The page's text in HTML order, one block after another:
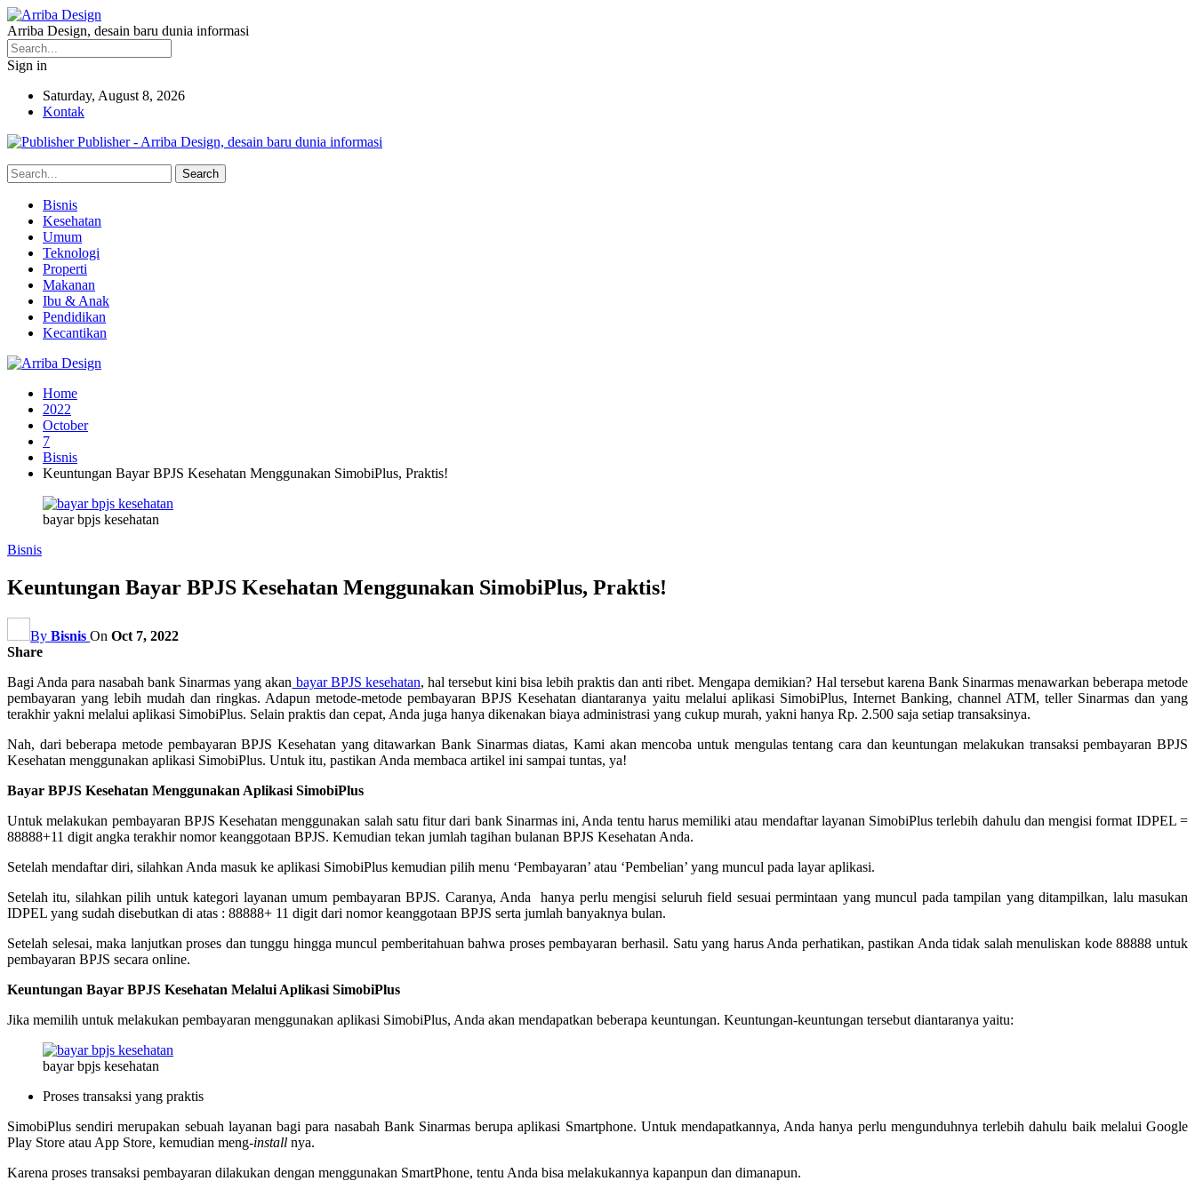
Arriba Design, desain baru dunia informasi
Sign in
Saturday, August 8, 2026
Kontak
Publisher - Arriba Design, desain baru dunia informasi
Bisnis
Kesehatan
Umum
Teknologi
Properti
Makanan
Ibu & Anak
Pendidikan
Kecantikan
Home
2022
October
7
Bisnis
Keuntungan Bayar BPJS Kesehatan Menggunakan SimobiPlus, Praktis!
bayar bpjs kesehatan
Bisnis
Keuntungan Bayar BPJS Kesehatan Menggunakan SimobiPlus, Praktis!
By Bisnis On Oct 7, 2022
Share
Bagi Anda para nasabah bank Sinarmas yang akan bayar BPJS kesehatan, hal tersebut kini bisa lebih praktis dan anti ribet. Mengapa demikian? Hal tersebut karena Bank Sinarmas menawarkan beberapa metode
pembayaran yang lebih mudah dan ringkas. Adapun metode-metode pembayaran BPJS Kesehatan diantaranya yaitu melalui aplikasi SimobiPlus, Internet Banking, channel ATM, teller Sinarmas dan yang
terakhir yakni melalui aplikasi SimobiPlus. Selain praktis dan cepat, Anda juga hanya dikenakan biaya administrasi yang cukup murah, yakni hanya Rp. 2.500 saja setiap transaksinya.
Nah, dari beberapa metode pembayaran BPJS Kesehatan yang ditawarkan Bank Sinarmas diatas, Kami akan mencoba untuk mengulas tentang cara dan keuntungan melakukan transaksi pembayaran BPJS
Kesehatan menggunakan aplikasi SimobiPlus. Untuk itu, pastikan Anda membaca artikel ini sampai tuntas, ya!
Bayar BPJS Kesehatan Menggunakan Aplikasi SimobiPlus
Untuk melakukan pembayaran BPJS Kesehatan menggunakan salah satu fitur dari bank Sinarmas ini, Anda tentu harus memiliki atau mendaftar layanan SimobiPlus terlebih dahulu dan mengisi format IDPEL =
88888+11 digit angka terakhir nomor keanggotaan BPJS. Kemudian tekan jumlah tagihan bulanan BPJS Kesehatan Anda.
Setelah mendaftar diri, silahkan Anda masuk ke aplikasi SimobiPlus kemudian pilih menu ‘Pembayaran’ atau ‘Pembelian’ yang muncul pada layar aplikasi.
Setelah itu, silahkan pilih untuk kategori layanan umum pembayaran BPJS. Caranya, Anda hanya perlu mengisi seluruh field sesuai permintaan yang muncul pada tampilan yang ditampilkan, lalu masukan
IDPEL yang sudah disebutkan di atas : 88888+ 11 digit dari nomor keanggotaan BPJS serta jumlah banyaknya bulan.
Setelah selesai, maka lanjutkan proses dan tunggu hingga muncul pemberitahuan bahwa proses pembayaran berhasil. Satu yang harus Anda perhatikan, pastikan Anda tidak salah menuliskan kode 88888 untuk
pembayaran BPJS secara online.
Keuntungan Bayar BPJS Kesehatan Melalui Aplikasi SimobiPlus
Jika memilih untuk melakukan pembayaran menggunakan aplikasi SimobiPlus, Anda akan mendapatkan beberapa keuntungan. Keuntungan-keuntungan tersebut diantaranya yaitu:
bayar bpjs kesehatan
Proses transaksi yang praktis
SimobiPlus sendiri merupakan sebuah layanan bagi para nasabah Bank Sinarmas berupa aplikasi Smartphone. Untuk mendapatkannya, Anda hanya perlu mengunduhnya terlebih dahulu baik melalui Google
Play Store atau App Store, kemudian meng-install nya.
Karena proses transaksi pembayaran dilakukan dengan menggunakan SmartPhone, tentu Anda bisa melakukannya kapanpun dan dimanapun.